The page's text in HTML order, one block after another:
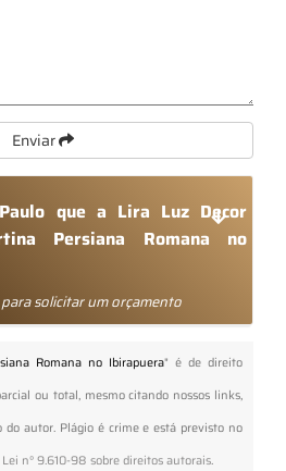
Enviar
que a Lira Luz Decor
Persiana Romana no
solicitar um orçamento
Romana no Ibirapuera" é de direito
ou total, mesmo citando nossos links,
do autor. Plágio é crime e está previsto no
Lei n° 9.610-98 sobre direitos autorais.